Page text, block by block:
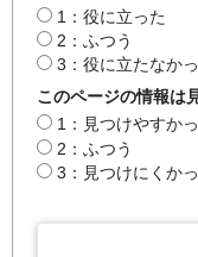
1：役に立った
2：ふつう
3：役に立たなか
このページの情報は
1：見つけやすか
2：ふつう
3：見つけにくか